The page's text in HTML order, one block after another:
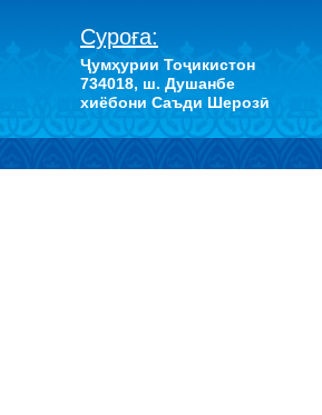
Суроға:
Ҷумҳурии Тоҷикистон
734018, ш. Душанбе
хиёбони Саъди Шерозӣ